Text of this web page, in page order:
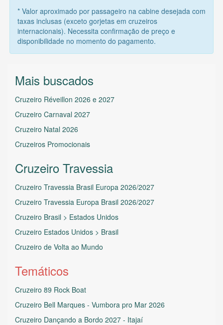
* Valor aproximado por passageiro na cabine desejada com
taxas inclusas (exceto gorjetas em cruzeiros
internacionais). Necessita confirmação de preço e
disponibilidade no momento do pagamento.
Mais buscados
Cruzeiro Réveillon 2026 e 2027
Cruzeiro Carnaval 2027
Cruzeiro Natal 2026
Cruzeiros Promocionais
Cruzeiro Travessia
Cruzeiro Travessia Brasil Europa 2026/2027
Cruzeiro Travessia Europa Brasil 2026/2027
Cruzeiro Brasil > Estados Unidos
Cruzeiro Estados Unidos > Brasil
Cruzeiro de Volta ao Mundo
Temáticos
Cruzeiro 89 Rock Boat
Cruzeiro Bell Marques - Vumbora pro Mar 2026
Cruzeiro Dançando a Bordo 2027 - Itajaí